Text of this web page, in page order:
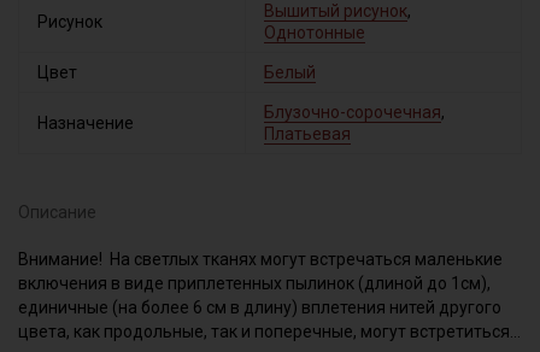
Рисунок
Вышитый рисунок,
Однотонные
Цвет Белый
Назначение
Блузочно-сорочечная,
Платьевая
Описание
Внимание! На светлых тканях могут встречаться маленькие
включения в виде приплетенных пылинок (длиной до 1см),
единичные (на более 6 см в длину) вплетения нитей другого
цвета, как продольные, так и поперечные, могут встретиться